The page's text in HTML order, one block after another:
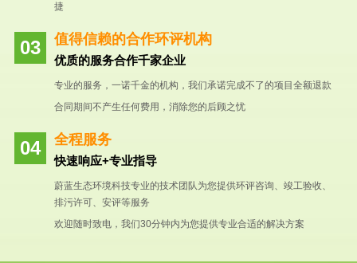
捷
值得信赖的合作环评机构
优质的服务合作千家企业
专业的服务，一诺千金的机构，我们承诺完成不了的项目全额退款
合同期间不产生任何费用，消除您的后顾之忧
全程服务
快速响应+专业指导
蔚蓝生态环境科技专业的技术团队为您提供环评咨询、竣工验收、
排污许可、安评等服务
欢迎随时致电，我们30分钟内为您提供专业合适的解决方案